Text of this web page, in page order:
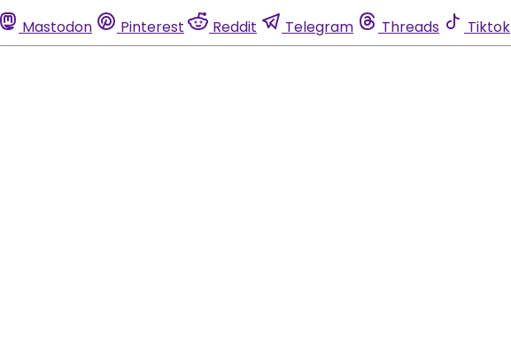
Mastodon Pinterest Reddit Telegram Threads Tiktok